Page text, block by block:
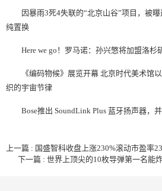
因暴雨3死4失联的“北京山谷”项目，被曝
纯置换
Here we go！罗马诺：孙兴慜将加盟洛杉
《编码物候》展览开幕 北京时代美术馆以
织的宇宙节律
Bose推出 SoundLink Plus 蓝牙扬声器，
上一篇 : 国盛智科收盘上涨230%滚动市盈率
下一篇 : 世界上顶尖的10枚导弹第一名能